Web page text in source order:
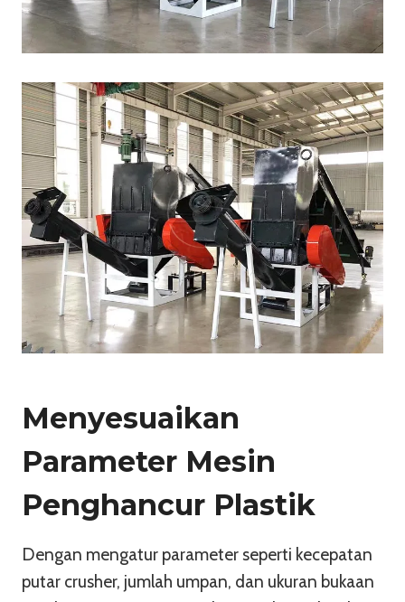
Menyesuaikan
Parameter Mesin
Penghancur Plastik
Dengan mengatur parameter seperti kecepatan
putar crusher, jumlah umpan, dan ukuran bukaan